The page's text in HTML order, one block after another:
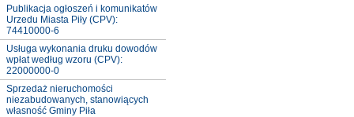
Publikacja ogłoszeń i komunikatów
Urzedu Miasta Piły (CPV):
74410000-6
Usługa wykonania druku dowodów
wpłat według wzoru (CPV):
22000000-0
Sprzedaż nieruchomości
niezabudowanych, stanowiących
własność Gminy Piła